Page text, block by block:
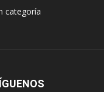
categoría